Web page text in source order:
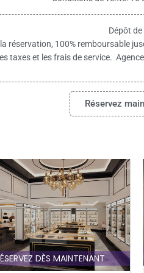
Dépôt de
réservation, 100% remboursable
taxes et les frais de service.
Réservez
DÈS MAINTENANT